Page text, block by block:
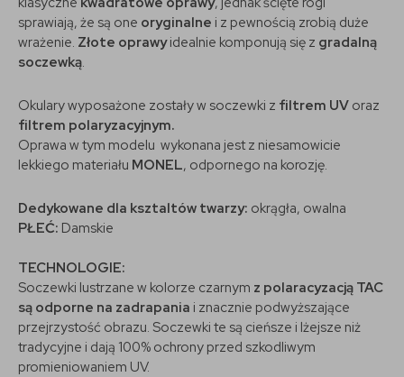
sprawiają, że są one oryginalne i z pewnością zrobią duże
wrażenie. Złote oprawyidealnie komponują się z gradalną
soczewką.
Okulary wyposażone zostały w soczewki z filtrem UV oraz
filtrem polaryzacyjnym.
Oprawa w tym modelu wykonana jest z niesamowicie
lekkiego materiału MONEL, odpornego na korozję.
Dedykowane dla ksztaltów twarzy: okrągła, owalna
PŁEĆ: Damskie
TECHNOLOGIE:
Soczewki lustrzane w kolorze czarnym z polaracyzacją TAC
są odporne na zadrapania i znacznie podwyższające
przejrzystość obrazu. Soczewki te są cieńsze i lżejsze niż
tradycyjne i dają 100% ochrony przed szkodliwym
promieniowaniem UV.